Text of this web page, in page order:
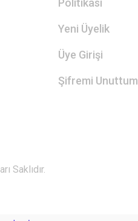
Politikası
Yeni Üyelik
Üye Girişi
Şifremi Unuttum
Saklıdır.